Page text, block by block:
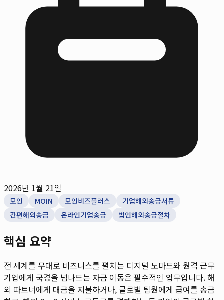
2026년 1월 21일
모인 MOIN 모인비즈플러스
기업해외송금서류
간편해외송금
온라인기업송금 법인해외송금절차
핵심 요약
전 세계를 무대로 비즈니스를 펼치는 디지털 노마드와 원격 근무
기업에게 국경을 넘나드는 자금 이동은 필수적인 업무입니다. 해
외 파트너에게 대금을 지불하거나, 글로벌 팀원에게 급여를 송금